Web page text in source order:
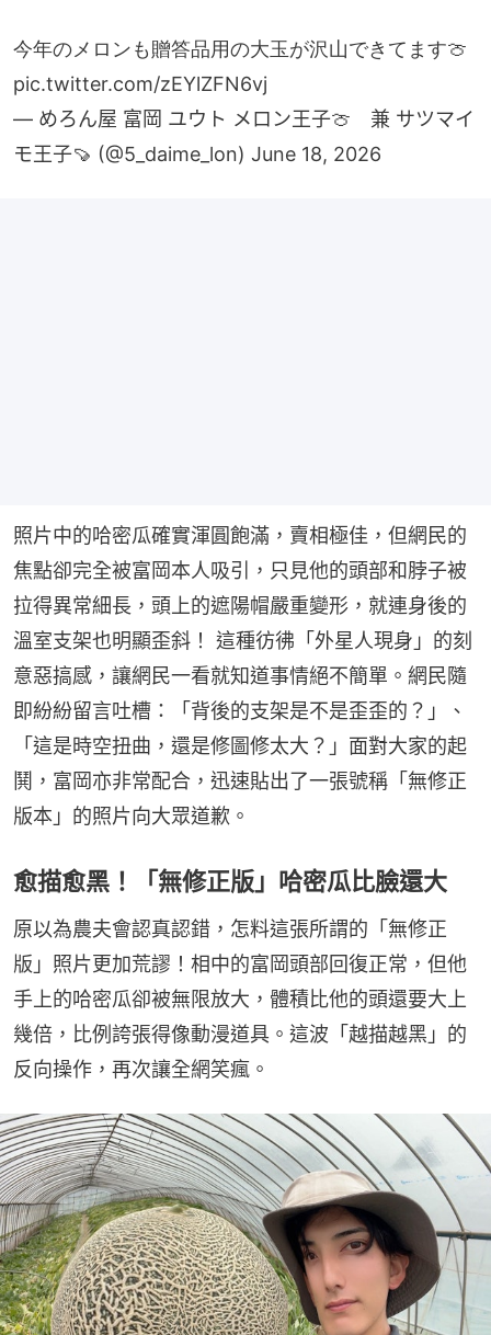
今年のメロンも贈答品用の大玉が沢山できてます🍈
pic.twitter.com/zEYlZFN6vj
— めろん屋 富岡 ユウト メロン王子🍈 兼 サツマイ
モ王子🍠 (@5_daime_lon) June 18, 2026
照片中的哈密瓜確實渾圓飽滿，賣相極佳，但網民的
焦點卻完全被富岡本人吸引，只見他的頭部和脖子被
拉得異常細長，頭上的遮陽帽嚴重變形，就連身後的
溫室支架也明顯歪斜！ 這種彷彿「外星人現身」的刻
意惡搞感，讓網民一看就知道事情絕不簡單。網民隨
即紛紛留言吐槽：「背後的支架是不是歪歪的？」、
「這是時空扭曲，還是修圖修太大？」面對大家的起
鬨，富岡亦非常配合，迅速貼出了一張號稱「無修正
版本」的照片向大眾道歉。
愈描愈黑！「無修正版」哈密瓜比臉還大
原以為農夫會認真認錯，怎料這張所謂的「無修正
版」照片更加荒謬！相中的富岡頭部回復正常，但他
手上的哈密瓜卻被無限放大，體積比他的頭還要大上
幾倍，比例誇張得像動漫道具。這波「越描越黑」的
反向操作，再次讓全網笑瘋。